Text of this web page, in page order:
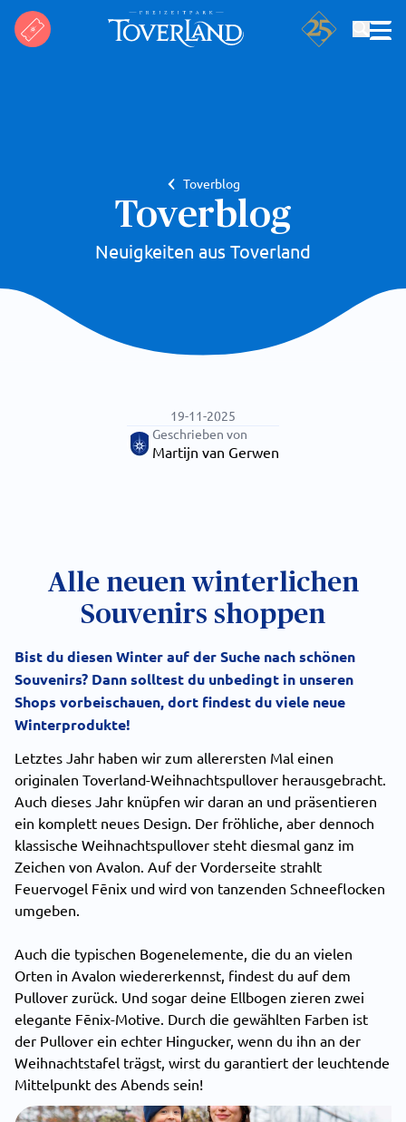
Toverblog
Toverblog
Neuigkeiten aus Toverland
19-11-2025
Geschrieben von
Martijn van Gerwen
Alle neuen winterlichen
Souvenirs shoppen
Bist du diesen Winter auf der Suche nach schönen
Souvenirs? Dann solltest du unbedingt in unseren
Shops vorbeischauen, dort findest du viele neue
Winterprodukte!
Letztes Jahr haben wir zum allerersten Mal einen
originalen Toverland-Weihnachtspullover herausgebracht.
Auch dieses Jahr knüpfen wir daran an und präsentieren
ein komplett neues Design. Der fröhliche, aber dennoch
klassische Weihnachtspullover steht diesmal ganz im
Zeichen von Avalon. Auf der Vorderseite strahlt
Feuervogel Fēnix und wird von tanzenden Schneeflocken
umgeben.
Auch die typischen Bogenelemente, die du an vielen
Orten in Avalon wiedererkennst, findest du auf dem
Pullover zurück. Und sogar deine Ellbogen zieren zwei
elegante Fēnix-Motive. Durch die gewählten Farben ist
der Pullover ein echter Hingucker, wenn du ihn an der
Weihnachtstafel trägst, wirst du garantiert der leuchtende
Mittelpunkt des Abends sein!